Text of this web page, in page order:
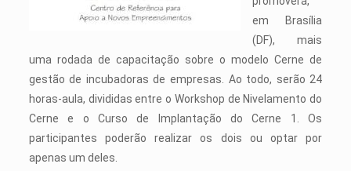
em Brasília
(DF), mais
uma rodada de capacitação sobre o modelo Cerne de
gestão de incubadoras de empresas. Ao todo, serão 24
horas-aula, divididas entre o Workshop de Nivelamento do
Cerne e o Curso de Implantação do Cerne 1. Os
participantes poderão realizar os dois ou optar por
apenas um deles.